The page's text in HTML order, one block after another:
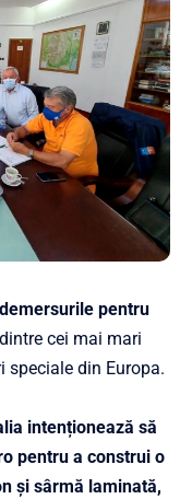
pentru
dintre cei mai mari
speciale din Europa.
intenționează să
pentru a construi o
şi sârmă laminată,